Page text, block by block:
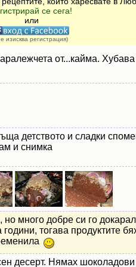
се сега!
или
изисква регистрация)
от...кайма.
детството и сладки
и снимка
много добре си го
тогава продуктите
десерт. Нямах шоколадови
Зелена
авокадо
и
Салати с моркови⋅
царевица ⋅Салати без месо
Салати с авокадо⋅Салати
салати)